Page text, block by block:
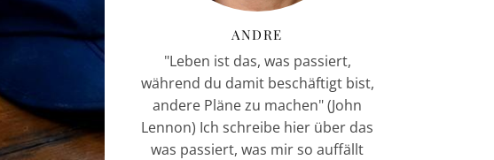
ANDRE
"Leben ist das, was passiert,
während du damit beschäftigt bist,
andere Pläne zu machen" (John
Lennon) Ich schreibe hier über das
was passiert, was mir so auffällt